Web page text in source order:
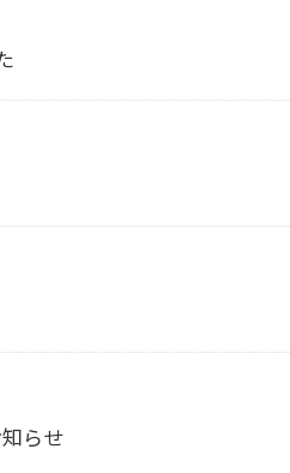
らせ